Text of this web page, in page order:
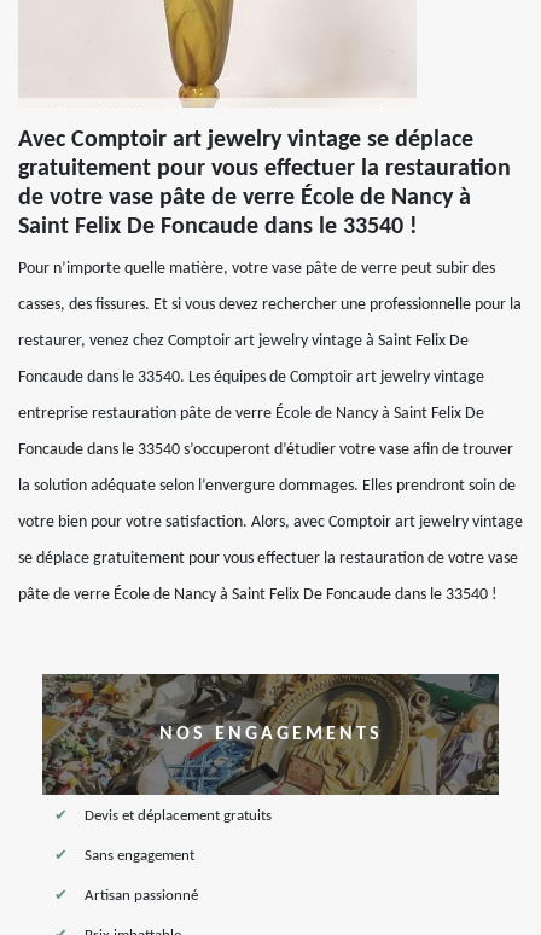
Avec Comptoir art jewelry vintage se déplace
gratuitement pour vous effectuer la restauration
de votre vase pâte de verre École de Nancy à
Saint Felix De Foncaude dans le 33540 !
Pour n’importe quelle matière, votre vase pâte de verre peut subir des
casses, des fissures. Et si vous devez rechercher une professionnelle pour la
restaurer, venez chez Comptoir art jewelry vintage à Saint Felix De
Foncaude dans le 33540. Les équipes de Comptoir art jewelry vintage
entreprise restauration pâte de verre École de Nancy à Saint Felix De
Foncaude dans le 33540 s’occuperont d’étudier votre vase afin de trouver
la solution adéquate selon l’envergure dommages. Elles prendront soin de
votre bien pour votre satisfaction. Alors, avec Comptoir art jewelry vintage
se déplace gratuitement pour vous effectuer la restauration de votre vase
pâte de verre École de Nancy à Saint Felix De Foncaude dans le 33540 !
NOS ENGAGEMENTS
Devis et déplacement gratuits
Sans engagement
Artisan passionné